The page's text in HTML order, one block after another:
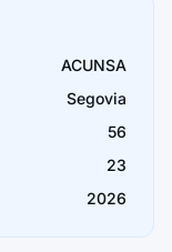
ACUNSA
Segovia
56
23
2026